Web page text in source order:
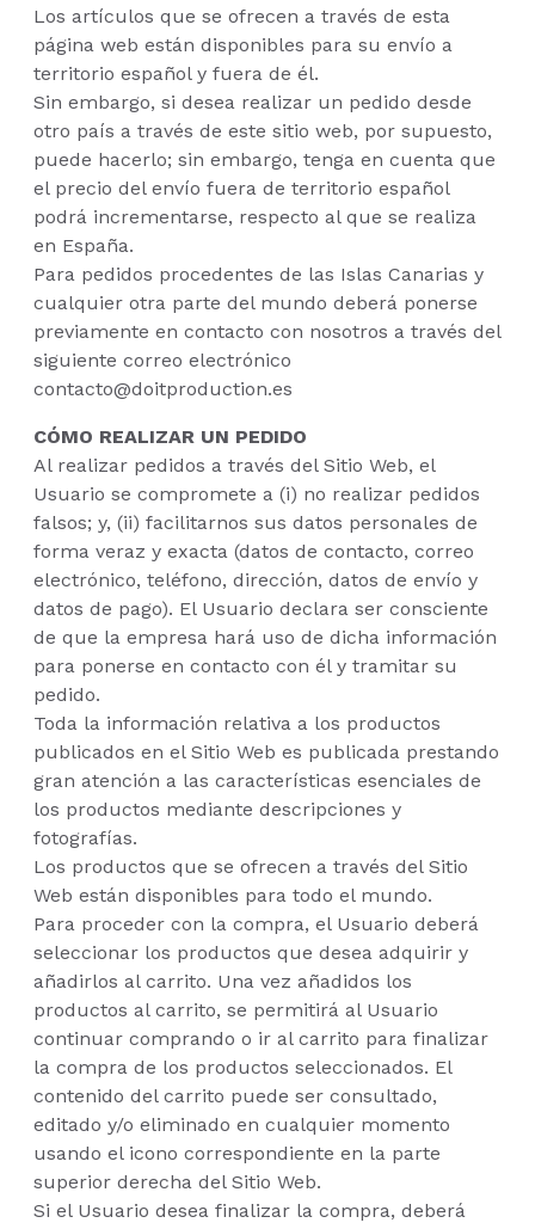
Los artículos que se ofrecen a través de esta
página web están disponibles para su envío a
territorio español y fuera de él.
Sin embargo, si desea realizar un pedido desde
otro país a través de este sitio web, por supuesto,
puede hacerlo; sin embargo, tenga en cuenta que
el precio del envío fuera de territorio español
podrá incrementarse, respecto al que se realiza
en España.
Para pedidos procedentes de las Islas Canarias y
cualquier otra parte del mundo deberá ponerse
previamente en contacto con nosotros a través del
siguiente correo electrónico
contacto@doitproduction.es
CÓMO REALIZAR UN PEDIDO
Al realizar pedidos a través del Sitio Web, el
Usuario se compromete a (i) no realizar pedidos
falsos; y, (ii) facilitarnos sus datos personales de
forma veraz y exacta (datos de contacto, correo
electrónico, teléfono, dirección, datos de envío y
datos de pago). El Usuario declara ser consciente
de que la empresa hará uso de dicha información
para ponerse en contacto con él y tramitar su
pedido.
Toda la información relativa a los productos
publicados en el Sitio Web es publicada prestando
gran atención a las características esenciales de
los productos mediante descripciones y
fotografías.
Los productos que se ofrecen a través del Sitio
Web están disponibles para todo el mundo.
Para proceder con la compra, el Usuario deberá
seleccionar los productos que desea adquirir y
añadirlos al carrito. Una vez añadidos los
productos al carrito, se permitirá al Usuario
continuar comprando o ir al carrito para finalizar
la compra de los productos seleccionados. El
contenido del carrito puede ser consultado,
editado y/o eliminado en cualquier momento
usando el icono correspondiente en la parte
superior derecha del Sitio Web.
Si el Usuario desea finalizar la compra, deberá